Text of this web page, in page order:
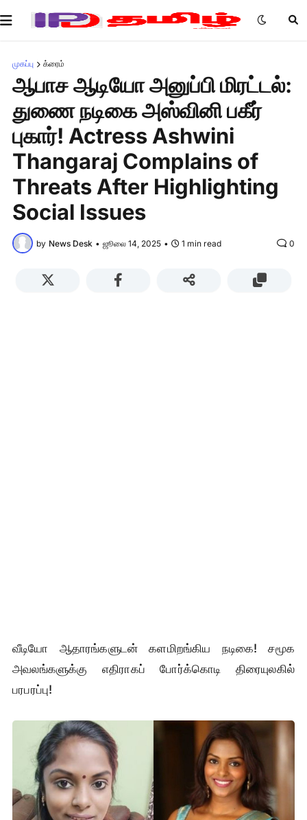
முகப்பு க்ரைம்
ஆபாச ஆடியோ அனுப்பி மிரட்டல்:
துணை நடிகை அஸ்வினி பகீர்
புகார்! Actress Ashwini
Thangaraj Complains of
Threats After Highlighting
Social Issues
by News Desk • ஜூலை 14, 2025 • 1 min read 0
வீடியோ ஆதாரங்களுடன் களமிறங்கிய நடிகை! சமூக
அவலங்களுக்கு எதிராகப் போர்க்கொடி திரையுலகில்
பரபரப்பு!